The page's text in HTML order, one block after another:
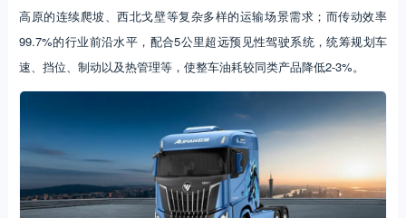
高原的连续爬坡、西北戈壁等复杂多样的运输场景需求；而传动效率
99.7%的行业前沿水平，配合5公里超远预见性驾驶系统，统筹规划车
速、挡位、制动以及热管理等，使整车油耗较同类产品降低2-3%。